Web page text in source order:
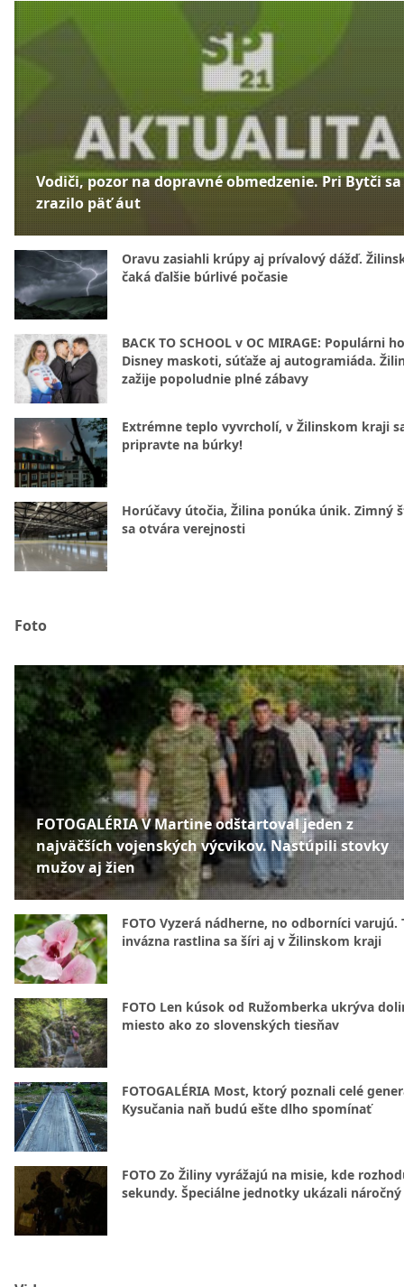
Vodiči, pozor na dopravné obmedzenie. Pri Bytči sa
zrazilo päť áut
Oravu zasiahli krúpy aj prívalový dážď.
čaká ďalšie búrlivé počasie
BACK TO SCHOOL v OC MIRAGE: Populárni
Disney maskoti, súťaže aj autogramiáda.
zažije popoludnie plné zábavy
Extrémne teplo vyvrcholí, v Žilinskom kraji
pripravte na búrky!
Horúčavy útočia, Žilina ponúka únik. Zimný
sa otvára verejnosti
Foto
FOTOGALÉRIA V Martine odštartoval jeden z
najväčších vojenských výcvikov. Nastúpili stovky
mužov aj žien
FOTO Vyzerá nádherne, no odborníci varujú.
invázna rastlina sa šíri aj v Žilinskom kraji
FOTO Len kúsok od Ružomberka ukrýva
miesto ako zo slovenských tiesňav
FOTOGALÉRIA Most, ktorý poznali celé
Kysučania naň budú ešte dlho spomínať
FOTO Zo Žiliny vyrážajú na misie, kde
sekundy. Špeciálne jednotky ukázali